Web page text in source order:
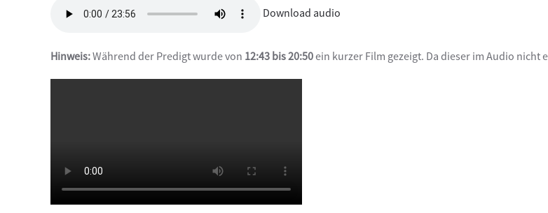
Download audio
Hinweis:Während der Predigt wurde von 12:43 bis 20:50ein kurzer Film gezeigt. Da dieser im Audio